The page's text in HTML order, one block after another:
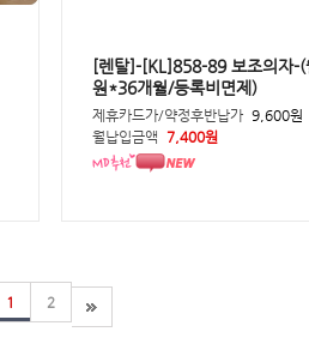
[렌탈]-[KL]858-89 보조의자-
원*36개월/등록비면제)
제휴카드가/약정후반납가 9,600원
월납입금액 7,400원
1 2